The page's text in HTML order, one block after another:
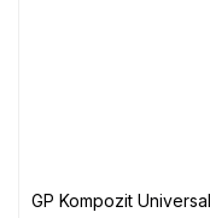
GP Kompozit